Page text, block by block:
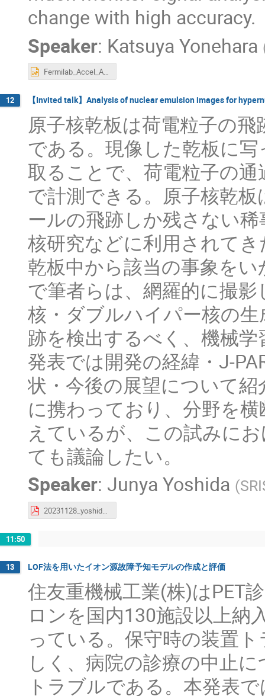
change with high accuracy.
Speaker: Katsuya Yonehara
Fermilab_Accel_AI_KYonehara.pptx
12 【Invited talk】Analysis of nuclear emulsion images for
原子核乾板は荷電粒子の
である。現像した乾板に
取ることで、荷電粒子の
で計測できる。原子核乾
ールの飛跡しか残さない
核研究などに利用されて
乾板中から該当の事象を
で筆者らは、網羅的に撮
核・ダブルハイパー核の
跡を検出するべく、機械
発表では開発の経緯・J-
状・今後の展望について
に携わっており、分野を
えているが、この試みに
ても議論したい。
Speaker: Junya Yoshida (
20231128_yoshida_machine_learning_acc_dist.pdf
11:50
13 LOF法を用いたイオン源故障予知モデルの作成と評価
住友重機械工業(株)はPET
ロンを国内130施設以上納
っている。保守時の装置
しく、病院の診療の中止
トラブルである。本発表